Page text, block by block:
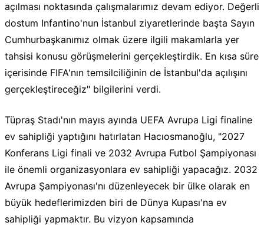
açılması noktasında çalışmalarımız devam ediyor. Değerli
dostum Infantino'nun İstanbul ziyaretlerinde başta Sayın
Cumhurbaşkanımız olmak üzere ilgili makamlarla yer
tahsisi konusu görüşmelerini gerçekleştirdik. En kısa süre
içerisinde FIFA'nın temsilciliğinin de İstanbul'da açılışını
gerçekleştireceğiz" bilgilerini verdi.
Tüpraş Stadı'nın mayıs ayında UEFA Avrupa Ligi finaline
ev sahipliği yaptığını hatırlatan Hacıosmanoğlu, "2027
Konferans Ligi finali ve 2032 Avrupa Futbol Şampiyonası
ile önemli organizasyonlara ev sahipliği yapacağız. 2032
Avrupa Şampiyonası'nı düzenleyecek bir ülke olarak en
büyük hedeflerimizden biri de Dünya Kupası'na ev
sahipliği yapmaktır. Bu vizyon kapsamında